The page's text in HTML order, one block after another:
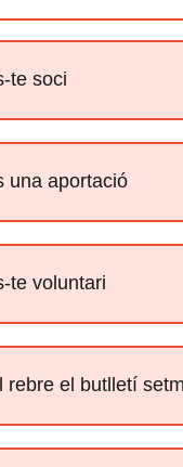
te soci
una aportació
te voluntari
rebre el butlletí